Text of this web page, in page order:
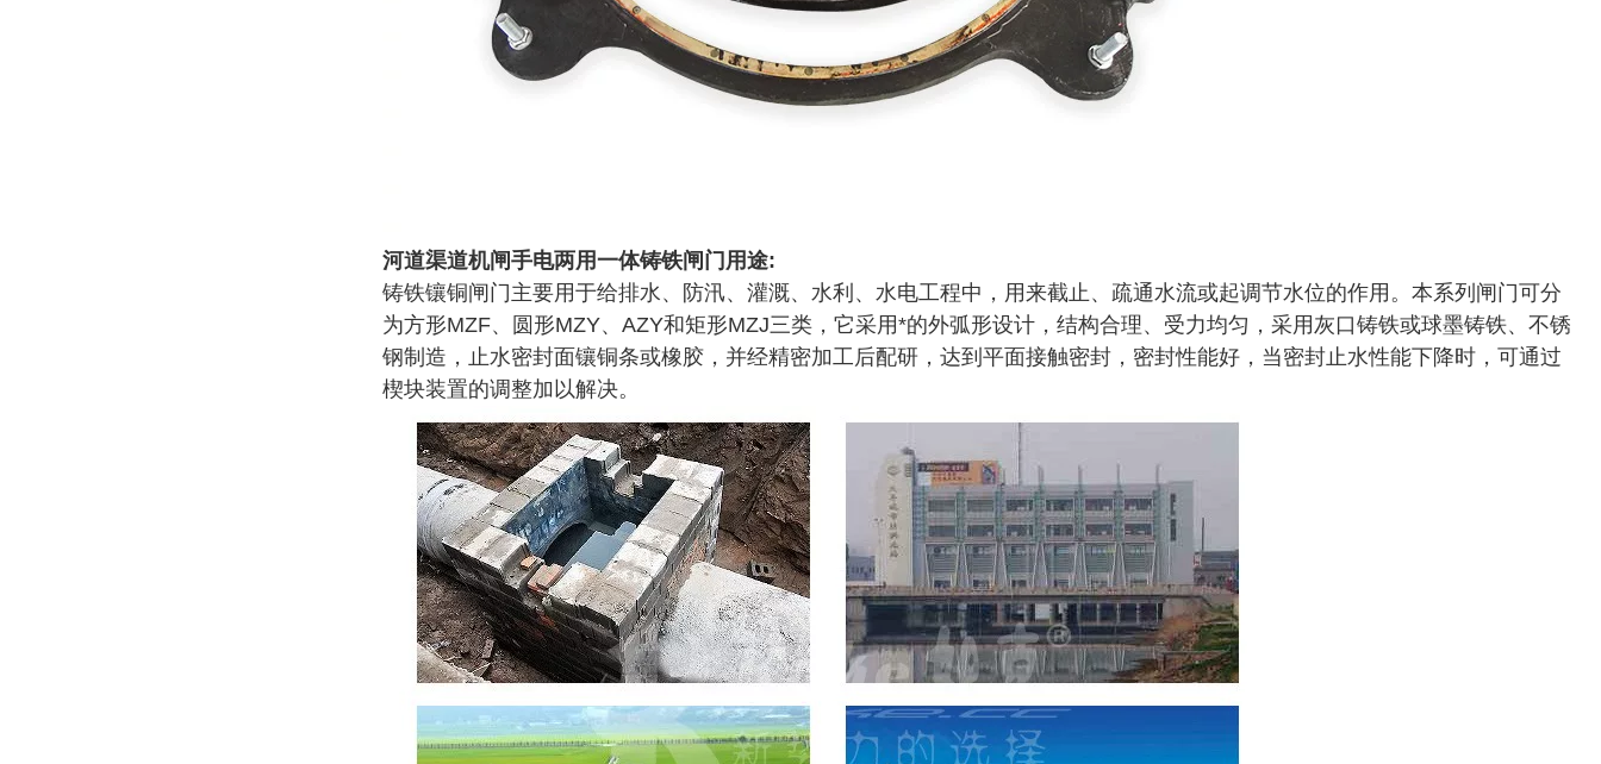
河道渠道机闸手电两用一体铸铁闸门 用途:
铸铁镶铜闸门主要用于给排水、防汛、灌溉、水利、水电工程中，用来截止、疏通水流或起调节水位的作用。本系列闸门可分
为方形MZF、圆形MZY、AZY和矩形MZJ三类，它采用*的外弧形设计，结构合理、受力均匀，采用灰口铸铁或球墨铸铁、不锈
钢制造，止水密封面镶铜条或橡胶，并经精密加工后配研，达到平面接触密封，密封性能好，当密封止水性能下降时，可通过
楔块装置的调整加以解决。